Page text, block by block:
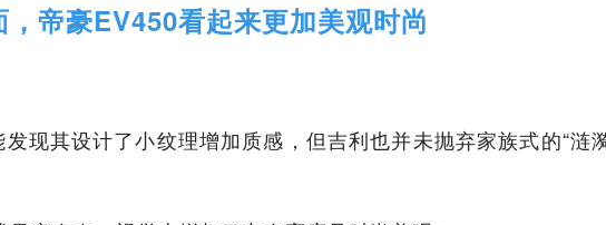
帝豪EV450看起来更加美观时尚
现其设计了小纹理增加质感，但吉利也并未抛弃家族式的“涟